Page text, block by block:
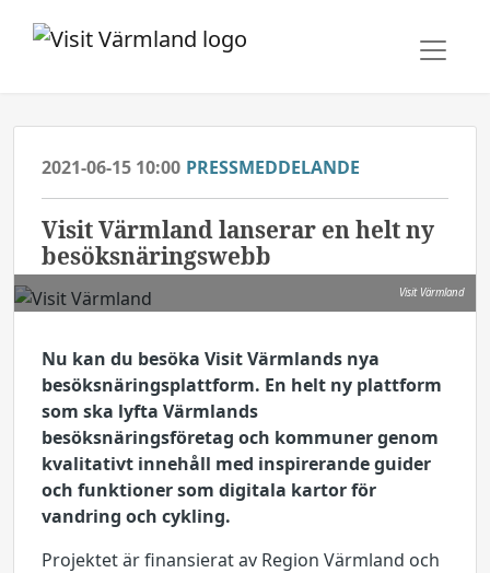
2021-06-15 10:00 PRESSMEDDELANDE
Visit Värmland lanserar en helt ny
besöksnäringswebb
Visit Värmland
Nu kan du besöka Visit Värmlands nya
besöksnäringsplattform. En helt ny plattform
som ska lyfta Värmlands
besöksnäringsföretag och kommuner genom
kvalitativt innehåll med inspirerande guider
och funktioner som digitala kartor för
vandring och cykling.
Projektet är finansierat av Region Värmland och